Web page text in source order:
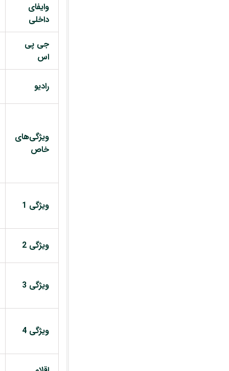
وایفای
داخلی
جی پی
اس
رادیو
ویژگی‌های
خاص
ویژگی 1
ویژگی 2
ویژگی 3
ویژگی 4